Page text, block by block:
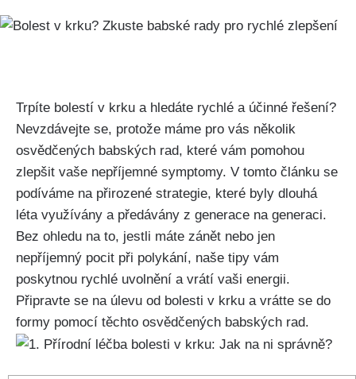
Trpíte bolestí v krku a hledáte ‌rychlé a‍ účinné řešení?
Nevzdávejte ‍se, protože máme pro vás několik‌
osvědčených babských rad, ⁣které vám pomohou
zlepšit vaše nepříjemné symptomy. V‍ tomto článku se
podíváme na přirozené strategie, které byly ⁢dlouhá
léta ⁢využívány ⁢a předávány z generace na generaci.
Bez ohledu na to, jestli máte ⁢zánět nebo jen
nepříjemný pocit při polykání, naše tipy vám
poskytnou rychlé uvolnění⁢ a⁤ vrátí ​vaši energii.
Připravte ​se na úlevu od bolesti⁤ v krku a vrátte⁢ se do
‍formy​ pomocí těchto osvědčených ‍babských rad.